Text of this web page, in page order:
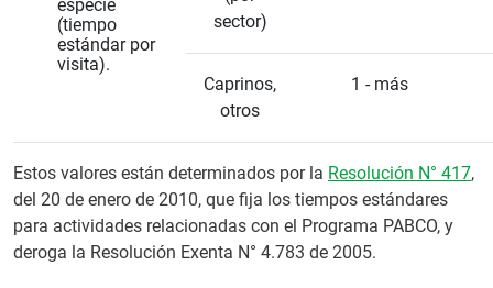
especie
(tiempo
estándar por
visita).
sector)
Caprinos,
otros
1 - más
Estos valores están determinados por la Resolución N° 417,
del 20 de enero de 2010, que fija los tiempos estándares
para actividades relacionadas con el Programa PABCO, y
deroga la Resolución Exenta N° 4.783 de 2005.